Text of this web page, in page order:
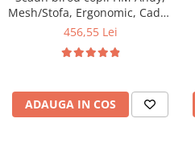
Masa si scaune gradinita
Seturi comode living si dormitor
Mesh/Stofa, Ergonomic, Cadru
Cromat, Inaltime ajustabila,
360 ˚, 102 Kg, Albastru
456,55 Lei
ADAUGA IN COS